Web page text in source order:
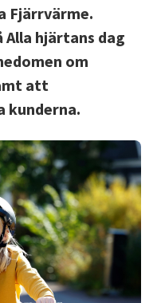
Fjärrvärme.
Alla hjärtans dag
om
att
kunderna.